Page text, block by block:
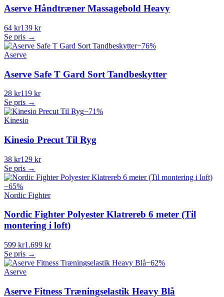
Aserve Håndtræner Massagebold Heavy
64 kr139 kr
Se pris →
−76%
Aserve
Aserve Safe T Gard Sort Tandbeskytter
28 kr119 kr
Se pris →
−71%
Kinesio
Kinesio Precut Til Ryg
38 kr129 kr
Se pris →
−65%
Nordic Fighter
Nordic Fighter Polyester Klatrereb 6 meter (Til
montering i loft)
599 kr1.699 kr
Se pris →
−62%
Aserve
Aserve Fitness Træningselastik Heavy Blå